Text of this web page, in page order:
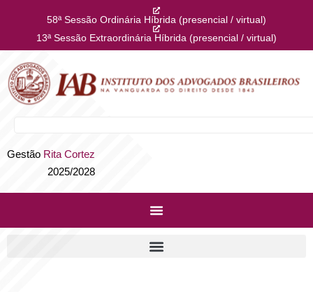
58ª Sessão Ordinária Híbrida (presencial / virtual)
13ª Sessão Extraordinária Híbrida (presencial / virtual)
Gestão Rita Cortez
2025/2028